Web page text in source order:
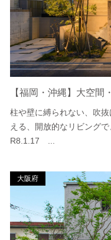
【福岡・沖縄】大空間
柱や壁に縛られない、吹
える、開放的なリビング
R8.1.17 ...
大阪府